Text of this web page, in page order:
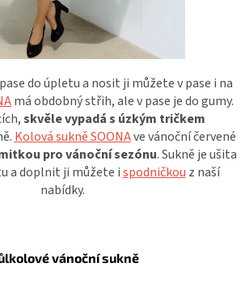
pase do úpletu a nosit ji můžete v pase i na
má obdobný střih, ale v pase je do gumy.
skvěle vypadá s úzkým tričkem
Kolová sukně SOONAve vánoční červené
pro vánoční sezónu. Sukně je ušita
a doplnit ji můžete ispodničkou z naší
nabídky.
vánoční sukně